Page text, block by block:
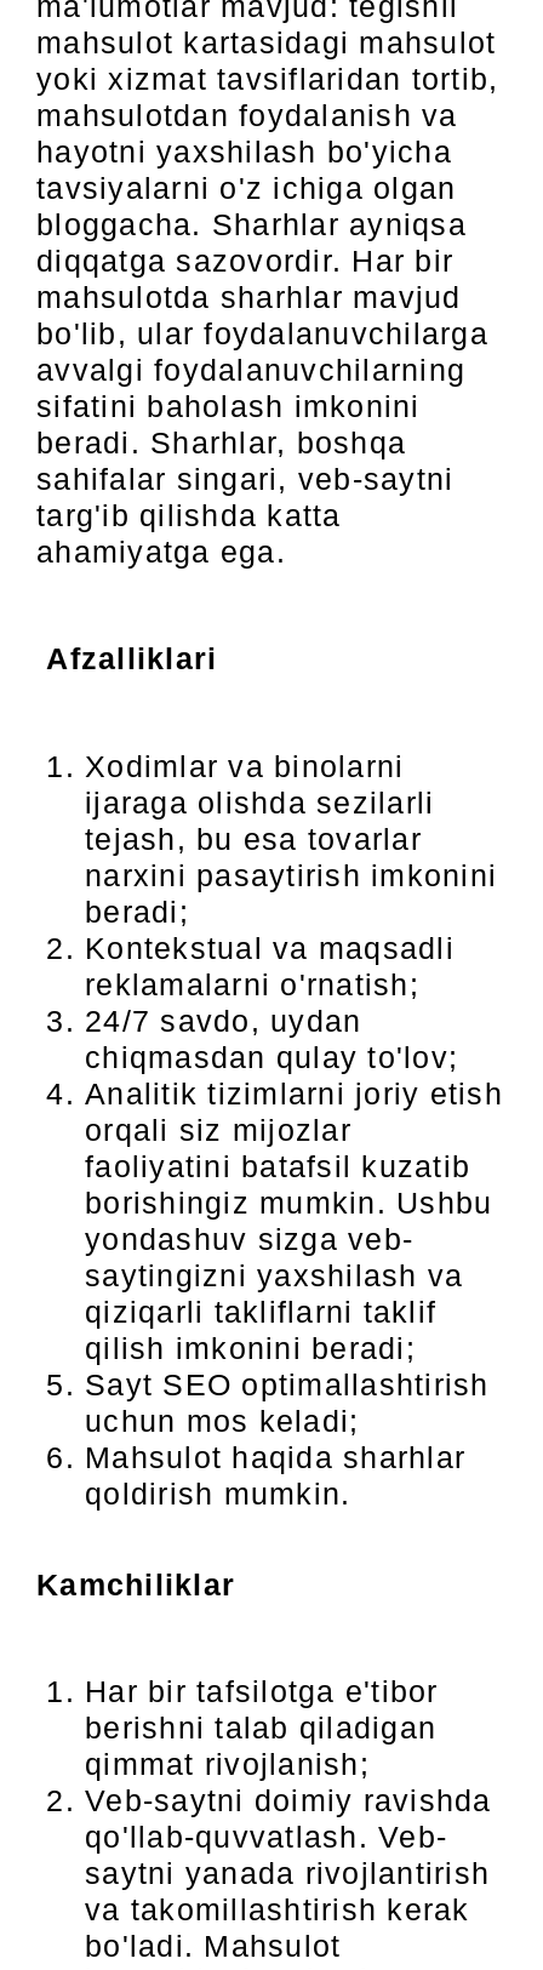
mahsulot kartasidagi mahsulot
yoki xizmat tavsiflaridan tortib,
mahsulotdan foydalanish va
hayotni yaxshilash bo'yicha
tavsiyalarni o'z ichiga olgan
bloggacha. Sharhlar ayniqsa
diqqatga sazovordir. Har bir
mahsulotda sharhlar mavjud
bo'lib, ular foydalanuvchilarga
avvalgi foydalanuvchilarning
sifatini baholash imkonini
beradi. Sharhlar, boshqa
sahifalar singari, veb-saytni
targ'ib qilishda katta
ahamiyatga ega.
Afzalliklari
Xodimlar va binolarni
ijaraga olishda sezilarli
tejash, bu esa tovarlar
narxini pasaytirish imkonini
beradi;
Kontekstual va maqsadli
reklamalarni o'rnatish;
24/7 savdo, uydan
chiqmasdan qulay to'lov;
Analitik tizimlarni joriy etish
orqali siz mijozlar
faoliyatini batafsil kuzatib
borishingiz mumkin. Ushbu
yondashuv sizga veb-
saytingizni yaxshilash va
qiziqarli takliflarni taklif
qilish imkonini beradi;
Sayt SEO optimallashtirish
uchun mos keladi;
Mahsulot haqida sharhlar
qoldirish mumkin.
Kamchiliklar
Har bir tafsilotga e'tibor
berishni talab qiladigan
qimmat rivojlanish;
Veb-saytni doimiy ravishda
qo'llab-quvvatlash. Veb-
saytni yanada rivojlantirish
va takomillashtirish kerak
bo'ladi. Mahsulot